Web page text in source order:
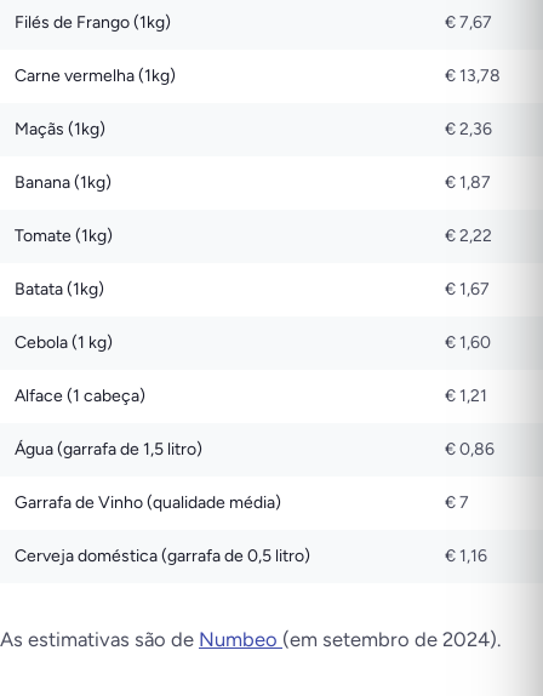
Filés de Frango (1kg) € 7,67
Carne vermelha (1kg) € 13,78
Maçãs (1kg) € 2,36
Banana (1kg) € 1,87
Tomate (1kg) € 2,22
Batata (1kg) € 1,67
Cebola (1 kg) € 1,60
Alface (1 cabeça) € 1,21
Água (garrafa de 1,5 litro) € 0,86
Garrafa de Vinho (qualidade média) € 7
Cerveja doméstica (garrafa de 0,5 litro) € 1,16
As estimativas são de Numbeo (em setembro de 2024).